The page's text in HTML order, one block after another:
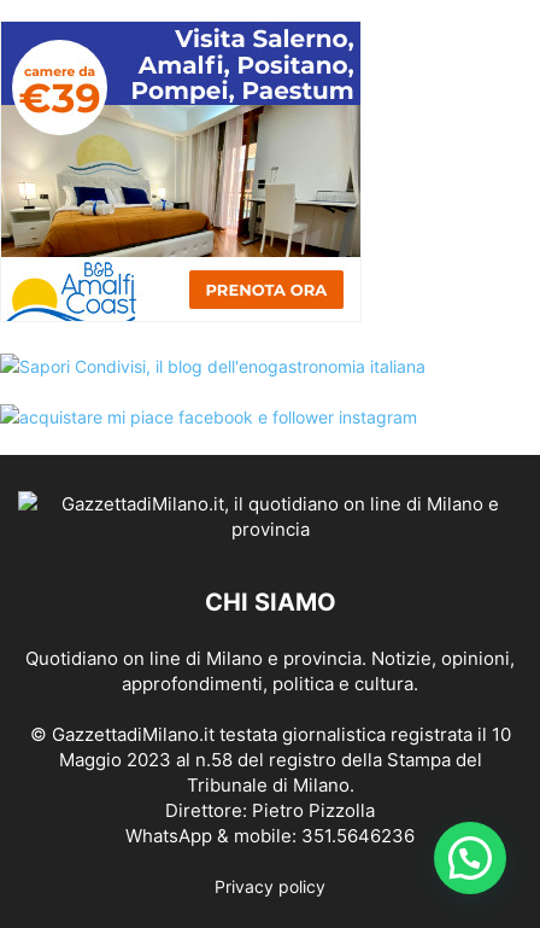
CHI SIAMO
Quotidiano on line di Milano e provincia. Notizie, opinioni,
approfondimenti, politica e cultura.
© GazzettadiMilano.it testata giornalistica registrata il 10
Maggio 2023 al n.58 del registro della Stampa del
Tribunale di Milano.
Direttore: Pietro Pizzolla
WhatsApp & mobile: 351.5646236
Privacy policy